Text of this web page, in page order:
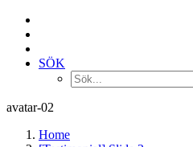
SÖK
avatar-02
Home